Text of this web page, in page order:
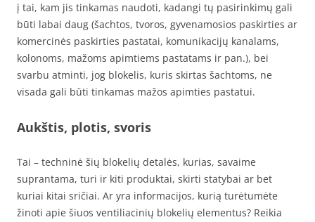
į tai, kam jis tinkamas naudoti, kadangi tų pasirinkimų gali
būti labai daug (šachtos, tvoros, gyvenamosios paskirties ar
komercinės paskirties pastatai, komunikacijų kanalams,
kolonoms, mažoms apimtiems pastatams ir pan.), bei
svarbu atminti, jog blokelis, kuris skirtas šachtoms, ne
visada gali būti tinkamas mažos apimties pastatui.
Aukštis, plotis, svoris
Tai – techninė šių blokelių detalės, kurias, savaime
suprantama, turi ir kiti produktai, skirti statybai ar bet
kuriai kitai sričiai. Ar yra informacijos, kurią turėtumėte
žinoti apie šiuos ventiliacinių blokelių elementus? Reikia